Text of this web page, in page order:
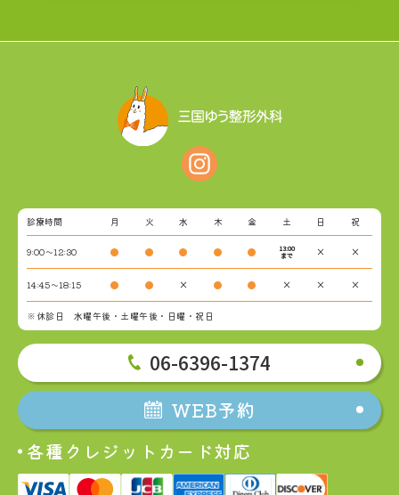
診療時間 月 火 水 木 金 土 日 祝
9:00～12:30 ● ● ● ● ●
13:00
まで
× ×
14:45～18:15 ● ● × ● ● × × ×
※休診日 水曜午後・土曜午後・日曜・祝日
06-6396-1374
WEB予約
各種クレジットカード対応